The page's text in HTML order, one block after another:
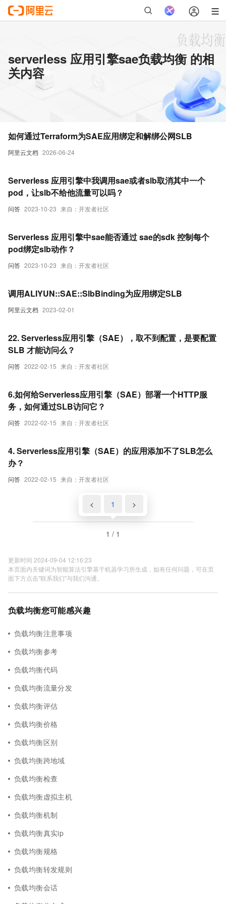
serverless 应用引擎sae负载均衡 的相
关内容
阿里云文档 2026-06-24
如何通过Terraform为SAE应用绑定和解绑公网SLB
问答 2023-10-23 来自：开发者社区
Serverless 应用引擎中我调用sae或者slb取消其中一个
pod，让slb不给他流量可以吗？
问答 2023-10-23 来自：开发者社区
Serverless 应用引擎中sae能否通过 sae的sdk 控制每个
pod绑定slb动作？
阿里云文档 2023-02-01
调用ALIYUN::SAE::SlbBinding为应用绑定SLB
问答 2022-02-15 来自：开发者社区
22. Serverless应用引擎（SAE），取不到配置，是要配置
SLB 才能访问么？
问答 2022-02-15 来自：开发者社区
6.如何给Serverless应用引擎（SAE）部署一个HTTP服
务，如何通过SLB访问它？
问答 2022-02-15 来自：开发者社区
4. Serverless应用引擎（SAE）的应用添加不了SLB怎么
办？
< 1 >
1 / 1
更新时间 2024-09-04 12:16:23
本页面内关键词为智能算法引擎基于机器学习所生成，如有任何问题，可在页
面下方点击"联系我们"与我们沟通。
负载均衡您可能感兴趣
负载均衡注意事项
负载均衡参考
负载均衡代码
负载均衡流量分发
负载均衡评估
负载均衡价格
负载均衡区别
负载均衡跨地域
负载均衡检查
负载均衡虚拟主机
负载均衡机制
负载均衡真实ip
负载均衡规格
负载均衡转发规则
负载均衡会话